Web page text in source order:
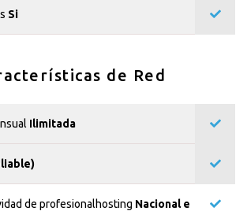
Si
de Red
Ilimitada
de profesionalhosting Nacional e